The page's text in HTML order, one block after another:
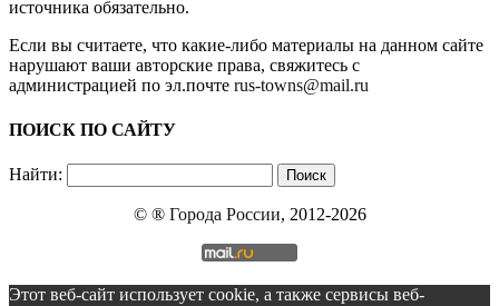
источника обязательно.
Если вы считаете, что какие-либо материалы на данном сайте
нарушают ваши авторские права, свяжитесь с
администрацией по эл.почте rus-towns@mail.ru
ПОИСК ПО САЙТУ
Найти:
© ® Города России, 2012-2026
Этот веб-сайт использует cookie, а также сервисы веб-